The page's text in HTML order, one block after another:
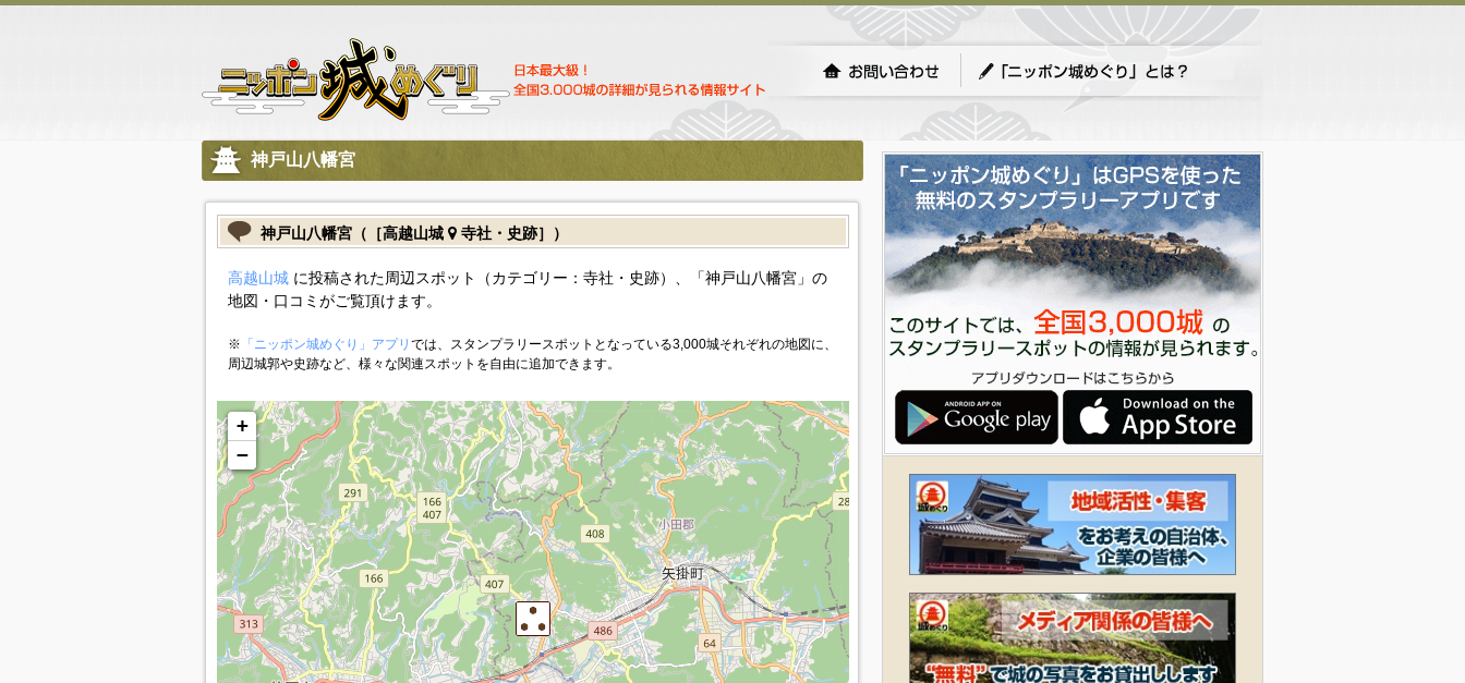
神戸山八幡宮
神戸山八幡宮（［高越山城 寺社・史跡］）
高越山城に投稿された周辺スポット（カテゴリー：寺社・史跡）、「神戸山八幡宮」の
地図・口コミがご覧頂けます。
※ 「ニッポン城めぐり」アプリ では、スタンプラリースポットとなっている3,000城それぞれの地図に、
周辺城郭や史跡など、様々な関連スポットを自由に追加できます。
+
−